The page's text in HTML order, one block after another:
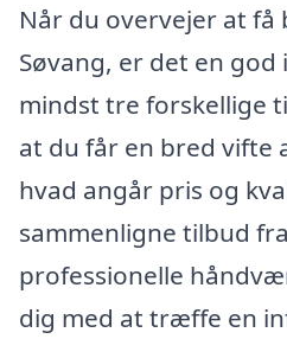
Når du overvejer at
Søvang, er det en
mindst tre forskellige
at du får en bred vifte
hvad angår pris og
sammenligne tilbud
professionelle
dig med at træffe en